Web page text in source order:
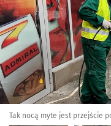
Tak nocą myte jest przejście